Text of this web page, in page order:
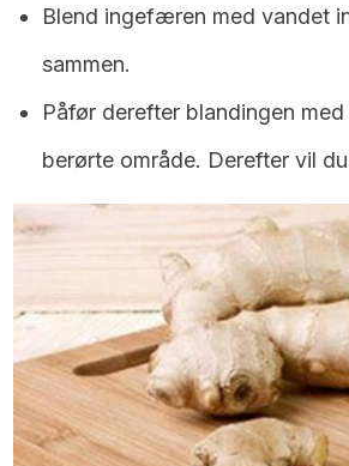
Blend ingefæren med vandet
sammen.
Påfør derefter blandingen
berørte område. Derefter vil